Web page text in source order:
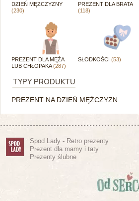
DZIEŃ MĘŻCZYZNY
(230)
PREZENT DLA BRATA
(118)
PREZENT DLA MĘŻA
LUB CHŁOPAKA(287)
SŁODKOŚCI (53)
TYPY PRODUKTU
PREZENT NA DZIEŃ MĘŻCZYZN
Spod Lady - Retro prezenty
Prezent dla mamy i taty
Prezenty ślubne